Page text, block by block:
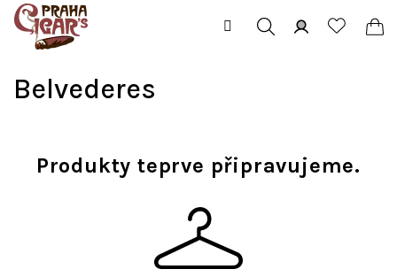
Přejít
Belvederes
Produkty teprve připravujeme.